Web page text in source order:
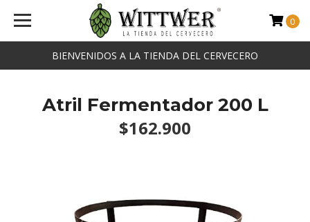
BIENVENIDOS A LA TIENDA DEL CERVECERO
0
Atril Fermentador 200 L
$162.900